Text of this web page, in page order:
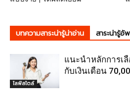
บทความสาระน่ารู้น่าอ่าน สาระน่ารู้อั
ไลฟ์สไตล์
แนะนำหลักการเ
กับเงินเดือน